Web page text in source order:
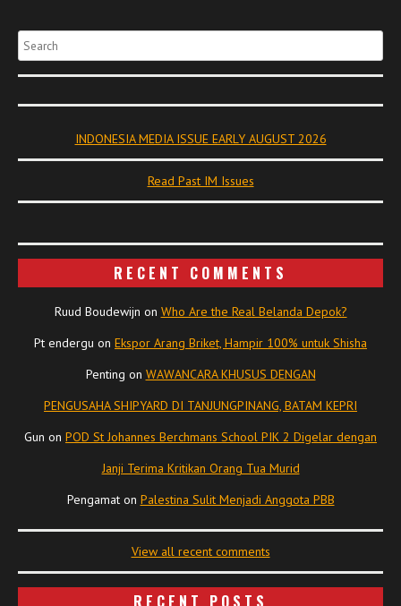
Search
INDONESIA MEDIA ISSUE EARLY AUGUST 2026
Read Past IM Issues
RECENT COMMENTS
Ruud Boudewijn on Who Are the Real Belanda Depok?
Pt endergu on Ekspor Arang Briket, Hampir 100% untuk Shisha
Penting on WAWANCARA KHUSUS DENGAN
PENGUSAHA SHIPYARD DI TANJUNGPINANG, BATAM KEPRI
Gun on POD St Johannes Berchmans School PIK 2 Digelar dengan
Janji Terima Kritikan Orang Tua Murid
Pengamaton Palestina Sulit Menjadi Anggota PBB
View all recent comments
RECENT POSTS